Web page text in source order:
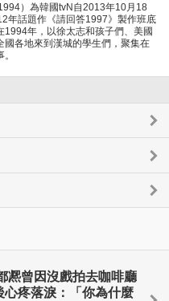
）為韓國tvN自2013年10月18
年話題作《請回答1997》製作班底
1994年，以徐太志和孩子們、美國
國各地來到漢城的學生們，聚集在
凞曾因沒戲拍去咖啡廳
心疼落淚：「你為什麼